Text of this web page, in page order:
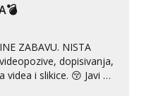
i njezne poljupce po
ZABAVU. NISTA
i slikice. 😚 Javi mi